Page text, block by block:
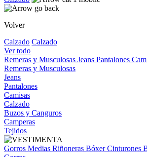
Volver
Calzado Calzado
Ver todo
Remeras y Musculosas Jeans Pantalones
Remeras y Musculosas
Jeans
Pantalones
Camisas
Calzado
Buzos y Canguros
Camperas
Tejidos
Gorros Medias Riñoneras BóxerCinturones